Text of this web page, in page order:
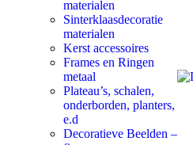
materialen
Sinterklaasdecoratie
materialen
Kerst accessoires
Frames en Ringen
metaal
Plateau’s, schalen,
onderborden, planters,
e.d
Decoratieve Beelden –